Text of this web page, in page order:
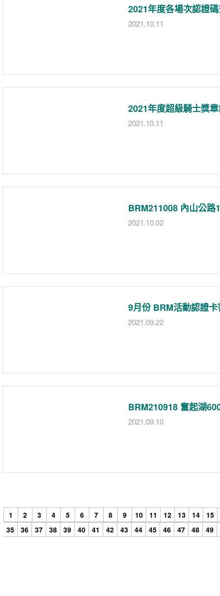
2021年度各場次認證
2021.10.11
2021年度超級騎士獎
2021.10.11
BRM211008 內山公
2021.10.02
9月份 BRM活動認證
2021.09.22
BRM210918 奮起湖
2021.09.10
1 2 3 4 5 6 7 8 9 10 11 12 13 14
15
35
36 37 38 39 40 41 42 43 44 45 46 47 48 49